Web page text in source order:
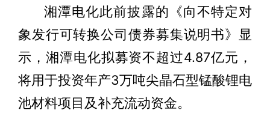
湘潭电化此前披露的《向不特定对
象发行可转换公司债券募集说明书》显
示，湘潭电化拟募资不超过4.87亿元，
将用于投资年产3万吨尖晶石型锰酸锂电
池材料项目及补充流动资金。